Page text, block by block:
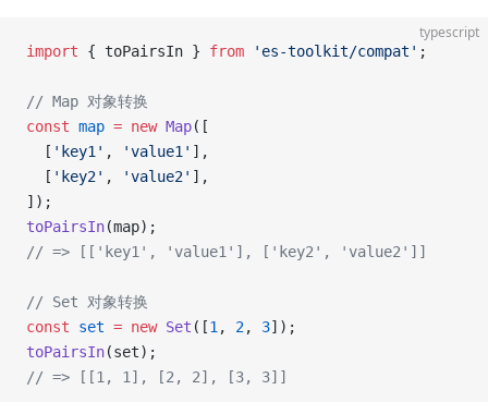
typescript
import { toPairsIn } from 'es-toolkit/compat' ;
// Map 对象转换
const map = new Map([
  [
'key1' , 'value1' ],
  [
'key2' , 'value2' ],
]);
toPairsIn(map);
// => [['key1', 'value1'], ['key2', 'value2']]
// Set 对象转换
const set = new Set ([1 , 2, 3]);
toPairsIn(set);
// => [[1, 1], [2, 2], [3, 3]]